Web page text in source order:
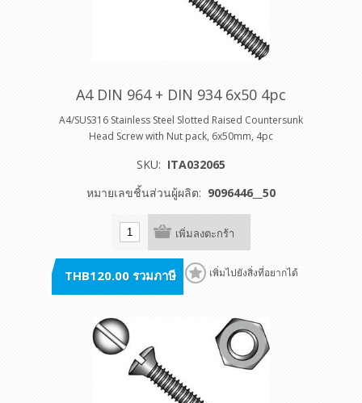
A4 DIN 964 + DIN 934 6x50 4pc
A4/SUS316 Stainless Steel Slotted Raised Countersunk
Head Screw with Nut pack, 6x50mm, 4pc
SKU: ITA032065
หมายเลขชิ้นส่วนผู้ผลิต: 9096446__50
เพิ่มลงตะกร้า
THB120.00 รวมภาษี เพิ่มไปยังสิ่งที่อยากได้